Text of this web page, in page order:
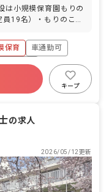
のも当法人の特徴の1
19名）・もりのこ第
います。
保育
車通勤可
厚生充実
駅近5分以内
キープ
の求人
2026/05/12更新